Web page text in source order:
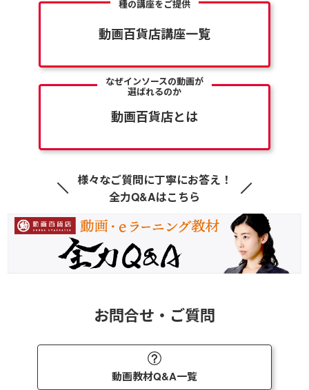
種の講座をご提供
動画百貨店講座一覧
なぜインソースの動画が
選ばれるのか
動画百貨店とは
様々なご質問に丁寧にお答え！
全力Q&Aはこちら
お問合せ・ご質問
動画教材Q&A一覧